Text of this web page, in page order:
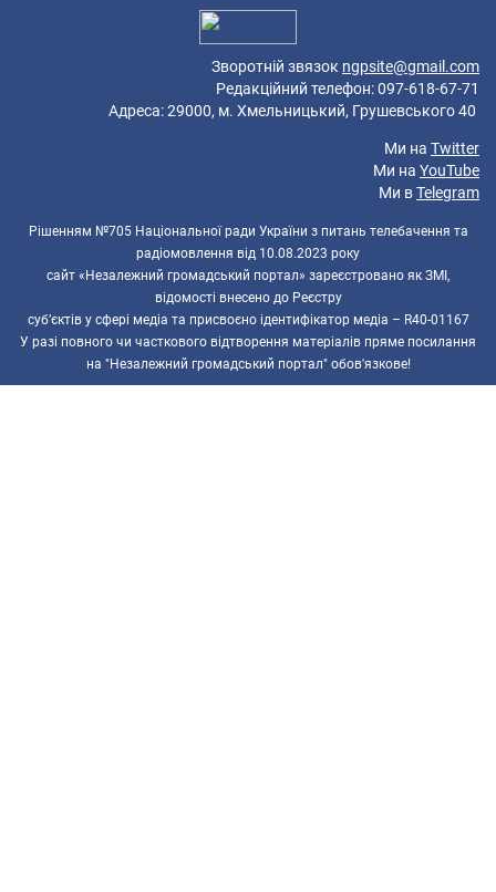
Зворотній звязок ngpsite@gmail.com
Редакційний телефон: 097-618-67-71
Адреса: 29000, м. Хмельницький, Грушевського 40
Ми на Twitter
Ми на YouTube
Ми вTelegram
Рішенням №705 Національної ради України з питань телебачення та
радіомовлення від 10.08.2023 року
сайт «Незалежний громадський портал» зареєстровано як ЗМІ,
відомості внесено до Реєстру
суб’єктів у сфері медіа та присвоєно ідентифікатор медіа – R40-01167
У разі повного чи часткового відтворення матеріалів пряме посилання
на "Незалежний громадський портал" обов'язкове!